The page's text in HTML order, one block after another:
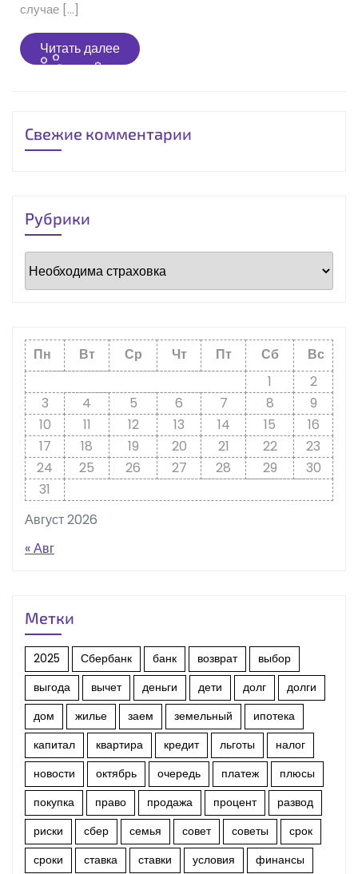
случае […]
Читать далееЧитать
далее
Свежие комментарии
Рубрики
Рубрики
Август 2026
Пн Вт Ср Чт Пт Сб
Вс
1
2
3
4 5 6 7 8
9
10
11 12 13 14 15
16
17
18 19 20 21 22
23
24
25 26 27 28 29
30
31
« Авг
Метки
2025 Сбербанк банк возврат
выбор
выгода
вычет деньги дети долг
долги
дом
жилье заем земельный
ипотека
капитал
квартира кредит льготы
налог
новости
октябрь очередь платеж
плюсы
покупка
право продажа процент
развод
риски
сбер семья совет советы
срок
сроки
ставка ставки условия
финансы